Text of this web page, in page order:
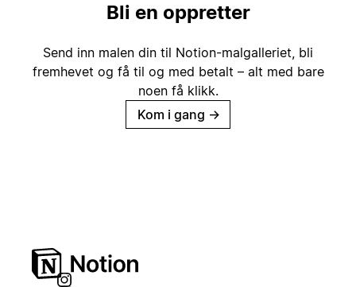
Bli en oppretter
Send inn malen din til Notion-malgalleriet, bli
fremhevet og få til og med betalt – alt med bare
noen få klikk.
Kom i gang →